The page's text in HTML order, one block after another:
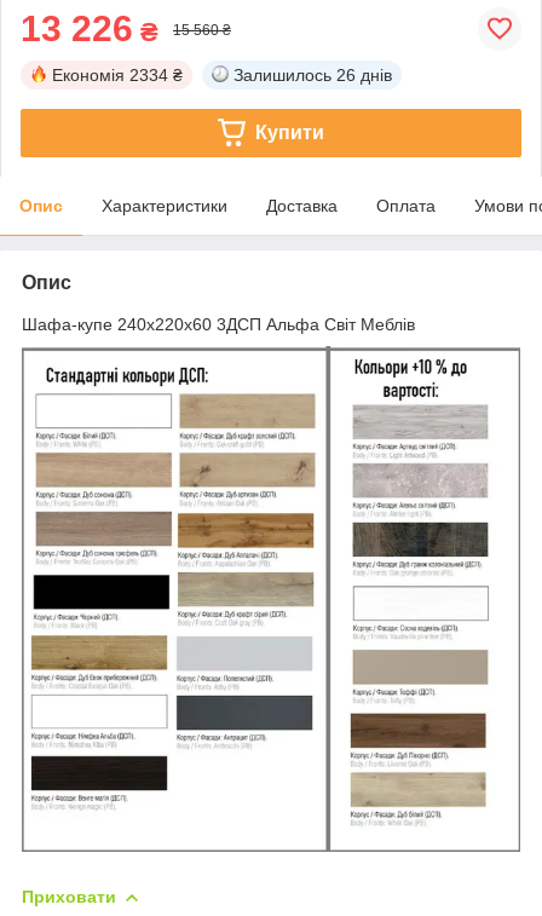
13 226 ₴ 15 560 ₴
Економія 2334 ₴ Залишилось 26 днів
Купити
Опис Характеристики Доставка Оплата Умови
Опис
Шафа-купе 240х220х60 3ДСП Альфа Світ Меблів
Приховати